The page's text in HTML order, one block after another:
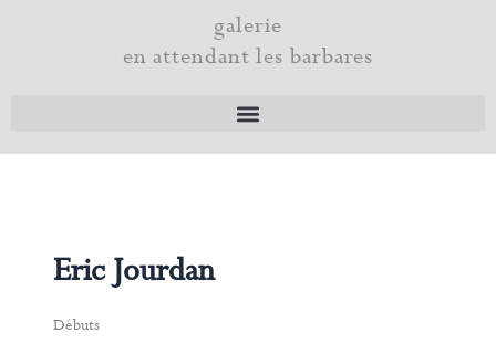
galerie
en attendant les barbares
Eric Jourdan
Débuts